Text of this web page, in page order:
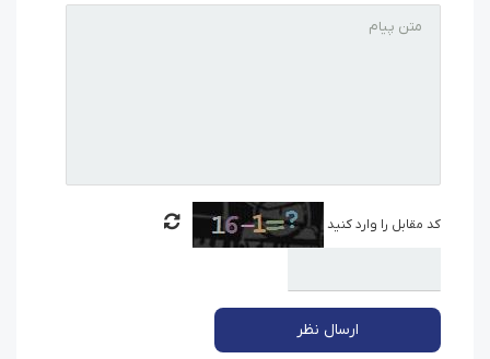
کد مقابل را وارد کنید
ارسال نظر